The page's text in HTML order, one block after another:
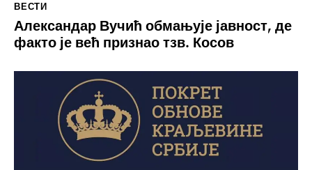
ВЕСТИ
Александар Вучић обмањује јавност, де
факто је већ признао тзв. Косов